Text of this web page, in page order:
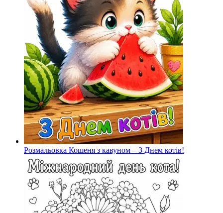
Розмальовка Кошеня з кавуном – З Днем котів!